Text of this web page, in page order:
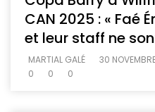
CAN 2025 : « Faé
et leur staff ne
MARTIAL GALÉ
30
0
0 0